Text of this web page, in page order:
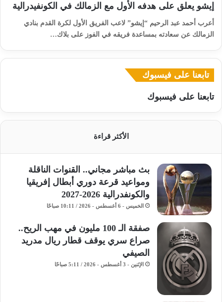
إيشو يعلق على هدفه الأول مع الزمالك في الكونفيدرالية
أعرب أحمد عبد الرحيم “إيشو” لاعب الفريق الأول لكرة القدم بنادي
الزمالك عن سعادته بمساعدة فريقه في الفوز على بلاك…
تابعنا على فيسبوك
تابعنا على فيسبوك
الأكثر قراءة
بث مباشر مجاني.. القنوات الناقلة
ومواعيد قرعة دوري أبطال إفريقيا
والكونفدرالية 2026-2027
الخميس - 6 أغسطس - 2026 / 10:11 صباحًا
صفقة الـ 100 مليون في مهب الريح..
صراع سري يوقف قطار ريال مدريد
الصيفي
الإثنين - 3 أغسطس - 2026 / 5:11 صباحًا